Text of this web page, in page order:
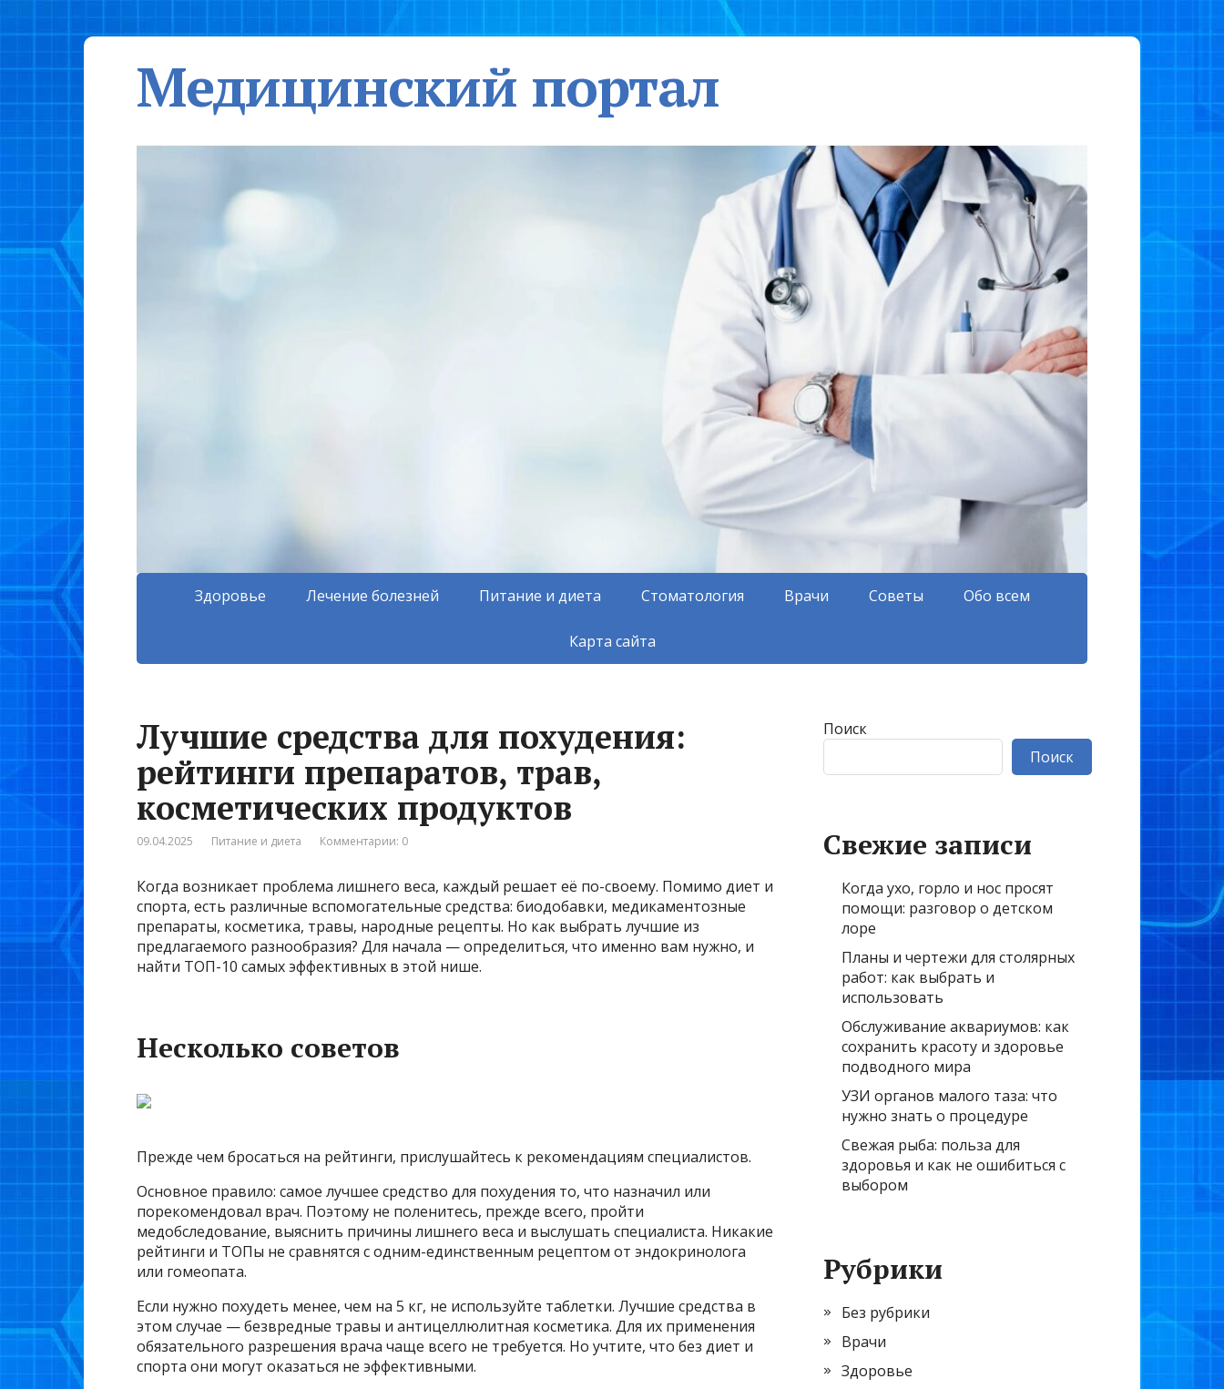
Медицинский портал
Здоровье Лечение болезней Питание и диета Стоматология Врачи Советы Обо всем
Карта сайта
Лучшие средства для похудения:
рейтинги препаратов, трав,
косметических продуктов
09.04.2025 Питание и диета Комментарии: 0
Когда возникает проблема лишнего веса, каждый решает её по-своему. Помимо диет и
спорта, есть различные вспомогательные средства: биодобавки, медикаментозные
препараты, косметика, травы, народные рецепты. Но как выбрать лучшие из
предлагаемого разнообразия? Для начала — определиться, что именно вам нужно, и
найти ТОП-10 самых эффективных в этой нише.
Несколько советов
Прежде чем бросаться на рейтинги, прислушайтесь к рекомендациям специалистов.
Основное правило: самое лучшее средство для похудения то, что назначил или
порекомендовал врач. Поэтому не поленитесь, прежде всего, пройти
медобследование, выяснить причины лишнего веса и выслушать специалиста. Никакие
рейтинги и ТОПы не сравнятся с одним-единственным рецептом от эндокринолога
или гомеопата.
Если нужно похудеть менее, чем на 5 кг, не используйте таблетки. Лучшие средства в
этом случае — безвредные травы и антицеллюлитная косметика. Для их применения
обязательного разрешения врача чаще всего не требуется. Но учтите, что без диет и
спорта они могут оказаться не эффективными.
Поиск
Поиск
Свежие записи
Когда ухо, горло и нос просят
помощи: разговор о детском
лоре
Планы и чертежи для столярных
работ: как выбрать и
использовать
Обслуживание аквариумов: как
сохранить красоту и здоровье
подводного мира
УЗИ органов малого таза: что
нужно знать о процедуре
Свежая рыба: польза для
здоровья и как не ошибиться с
выбором
Рубрики
Без рубрики
Врачи
Здоровье